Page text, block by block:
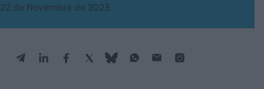
22 de Novembre de 2023